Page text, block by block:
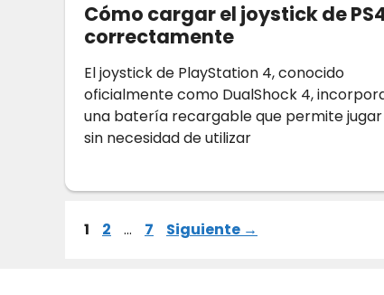
Cómo cargar el joystick de
correctamente
El joystick de PlayStation 4, conocido
oficialmente como DualShock 4,
una batería recargable que permite jugar
sin necesidad de utilizar
Página
1 Página
2 … Página
7 Siguiente →